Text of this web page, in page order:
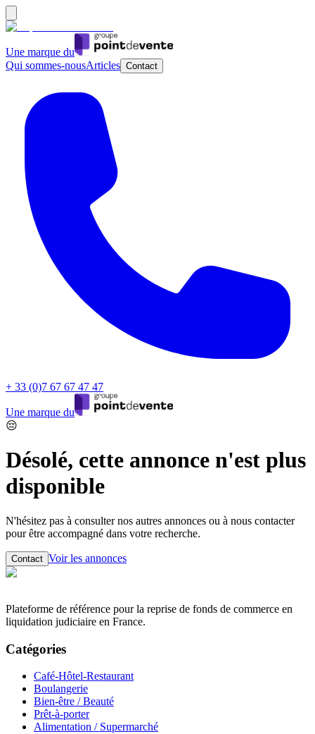
Une marque du
Qui sommes-nousArticles Contact
+ 33 (0)7 67 67 47 47
Une marque du
😔
Désolé, cette annonce n'est plus
disponible
N'hésitez pas à consulter nos autres annonces ou à nous contacter
pour être accompagné dans votre recherche.
Contact Voir les annonces
Plateforme de référence pour la reprise de fonds de commerce en
liquidation judiciaire en France.
Catégories
Café-Hôtel-Restaurant
Boulangerie
Bien-être / Beauté
Prêt-à-porter
Alimentation / Supermarché